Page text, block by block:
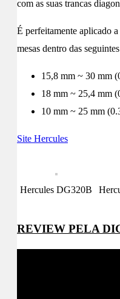
com as suas trancas
É perfeitamente aplicado
mesas dentro das
15,8 mm ~ 30 mm
18 mm ~ 25,4 mm
10 mm ~ 25 mm
Site Hercules
Hercules DG320B
REVIEW PELA